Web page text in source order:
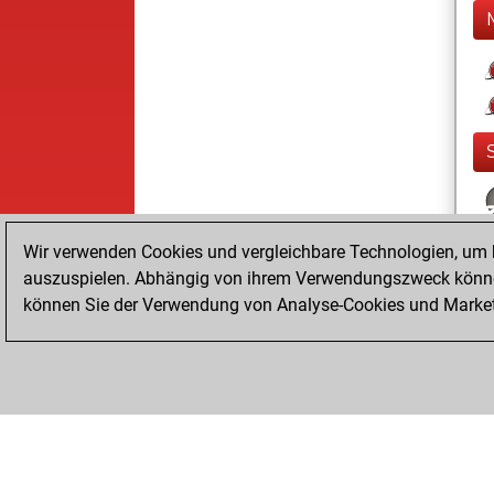
Wir verwenden Cookies und vergleichbare Technologien,
auszuspielen. Abhängig von ihrem Verwendungszweck
können Sie der Verwendung von Analyse-Cookies und